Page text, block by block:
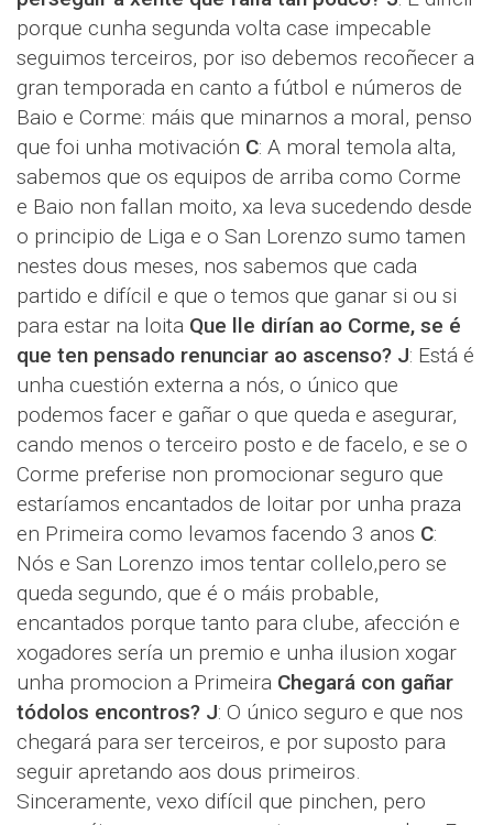
porque cunha segunda volta case impecable
seguimos terceiros, por iso debemos recoñecer a
gran temporada en canto a fútbol e números de
Baio e Corme: máis que minarnos a moral, penso
que foi unha motivación C: A moral temola alta,
sabemos que os equipos de arriba como Corme
e Baio non fallan moito, xa leva sucedendo desde
o principio de Liga e o San Lorenzo sumo tamen
nestes dous meses, nos sabemos que cada
partido e difícil e que o temos que ganar si ou si
para estar na loita Que lle dirían ao Corme, se é
que ten pensado renunciar ao ascenso? J: Está é
unha cuestión externa a nós, o único que
podemos facer e gañar o que queda e asegurar,
cando menos o terceiro posto e de facelo, e se o
Corme preferise non promocionar seguro que
estaríamos encantados de loitar por unha praza
en Primeira como levamos facendo 3 anos C:
Nós e San Lorenzo imos tentar collelo,pero se
queda segundo, que é o máis probable,
encantados porque tanto para clube, afección e
xogadores sería un premio e unha ilusion xogar
unha promocion a Primeira Chegará con gañar
tódolos encontros? J: O único seguro e que nos
chegará para ser terceiros, e por suposto para
seguir apretando aos dous primeiros.
Sinceramente, vexo difícil que pinchen, pero